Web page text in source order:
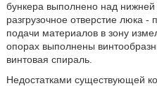
бункера выполнено над
разгрузочное отверстие люка
подачи материалов в зону
опорах выполнены
винтовая спираль.
Недостатками существующей